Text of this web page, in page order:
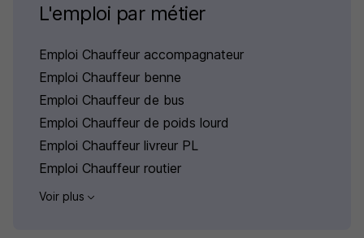
L'emploi par métier
Emploi Chauffeur accompagnateur
Emploi Chauffeur benne
Emploi Chauffeur de bus
Emploi Chauffeur de poids lourd
Emploi Chauffeur livreur PL
Emploi Chauffeur routier
Voir plus